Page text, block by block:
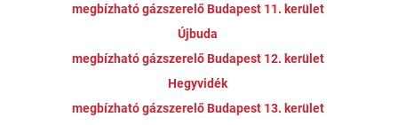
megbízható gázszerelő Budapest 11. kerület
Újbuda
megbízható gázszerelő Budapest 12. kerület
Hegyvidék
megbízható gázszerelő Budapest 13. kerület